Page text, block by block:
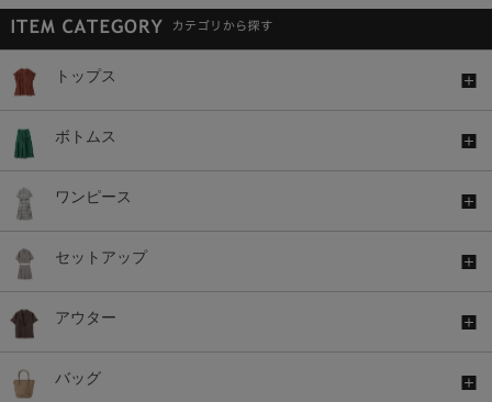
トップス
ボトムス
ワンピース
セットアップ
アウター
バッグ